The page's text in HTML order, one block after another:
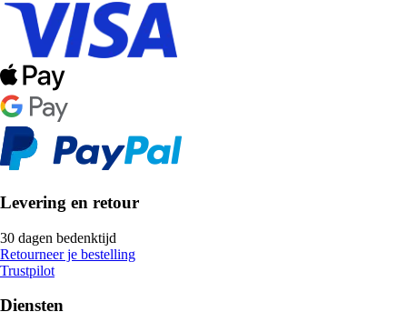
Levering en retour
30 dagen bedenktijd
Retourneer je bestelling
Trustpilot
Diensten